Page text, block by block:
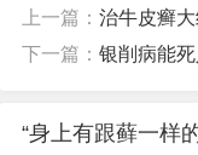
上一篇： 治牛皮癣
下一篇： 银削病能
“身上有跟藓一样